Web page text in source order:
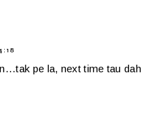
pe la, next time tau dah